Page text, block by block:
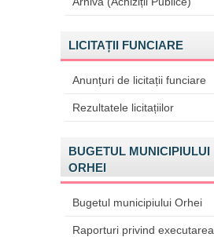
LICITAȚII FUNCIARE
Anunțuri de licitații funciare
Rezultatele licitațiilor
BUGETUL MUNICIPIULUI
ORHEI
Bugetul municipiului Orhei
Raporturi privind executarea